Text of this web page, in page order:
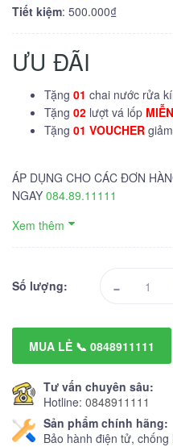
Tiết kiệm: 500.000₫
ƯU ĐÃI
Tặng 01 chai nước rửa
Tặng 02 lượt vá lốp
Tặng 01 VOUCHER
ÁP DỤNG CHO CÁC ĐƠN
NGAY 084.89.11111
Xem thêm
Số lượng: -
MUA LẺ 📞 0848911111
Tư vấn chuyên sâu:
Hotline: 0848911111
Sản phẩm chính hãng:
Bảo hành điện tử, chống